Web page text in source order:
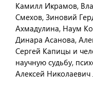
Камилл Икрамов,
Смехов, Зиновий
Ахмадулина, Наум
Динара Асанова,
Сергей Капицы и
научную судьбу,
Алексей Николаевич